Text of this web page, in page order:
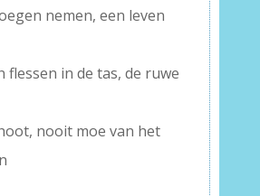
nemen, een leven
flessen in de tas, de ruwe
nooit moe van het